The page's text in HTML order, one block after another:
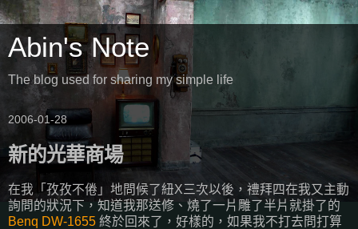
Abin's Note
The blog used for sharing my simple life
2006-01-28
新的光華商場
在我「孜孜不倦」地問候了紐X三次以後，禮拜四在我又主動
詢問的狀況下，知道我那送修、燒了一片雕了半片就掛了的
Benq DW-1655 終於回來了，好樣的，如果我不打去問打算